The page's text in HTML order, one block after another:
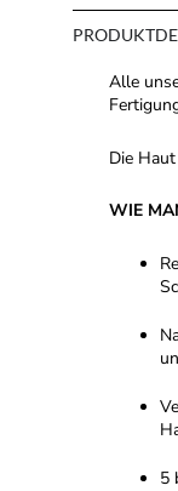
Alle
Die
WIE
5